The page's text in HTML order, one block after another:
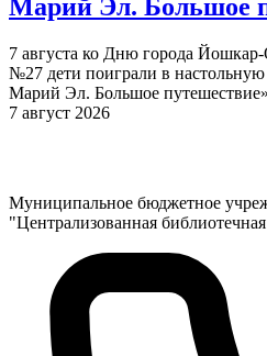
Марий Эл. Большое
7 августа ко Дню города
№27 дети поиграли в
Марий Эл. Большое
7 август 2026
Муниципальное бюджетное
"Централизованная